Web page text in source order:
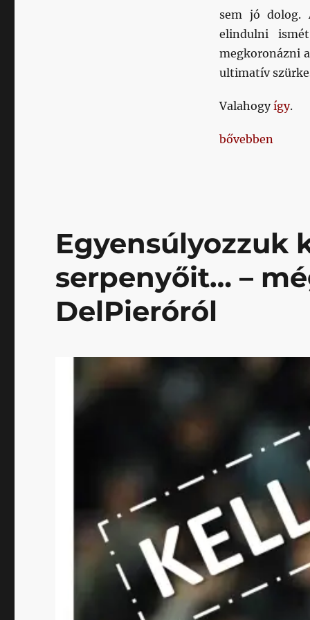
sem jó dolog.
elindulni
megkoronázni
ultimatív
Valahogyígy.
„Nyekereg a
bővebben
Egyensúlyozzuk
serpenyőit… –
DelPieróról